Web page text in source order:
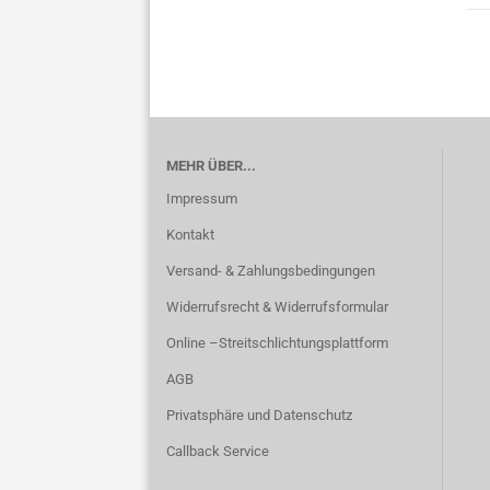
MEHR ÜBER...
Impressum
Kontakt
Versand- & Zahlungsbedingungen
Widerrufsrecht & Widerrufsformular
Online –Streitschlichtungsplattform
AGB
Privatsphäre und Datenschutz
Callback Service